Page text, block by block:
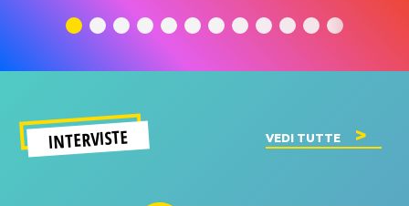
significato
del singolo
INTERVISTE VEDI TUTTE